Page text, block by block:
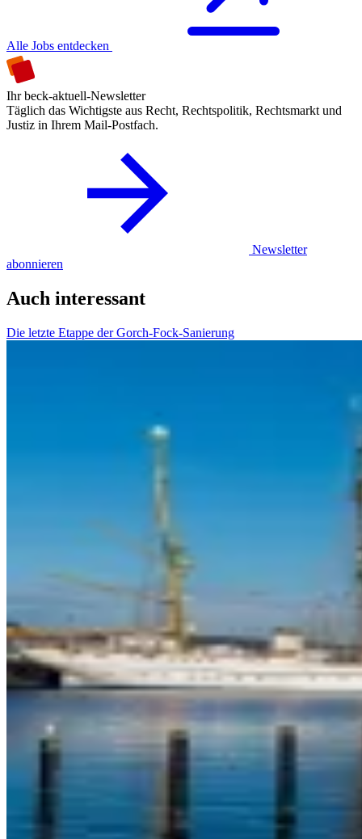
Alle Jobs entdecken
Ihr beck-aktuell-Newsletter
Täglich das Wichtigste aus Recht, Rechtspolitik, Rechtsmarkt und
Justiz in Ihrem Mail-Postfach.
Newsletter
abonnieren
Auch interessant
Die letzte Etappe der Gorch-Fock-Sanierung